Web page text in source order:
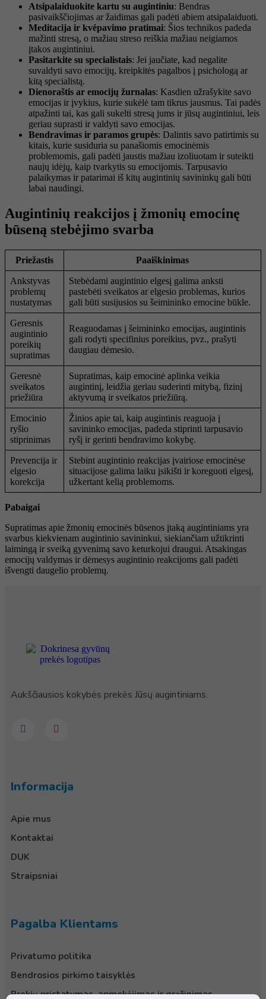
Atsipalaiduokite kartu su augintiniu: Bendras
pasivaikščiojimas ar žaidimas gali padėti abiem atsipalaiduoti.
Meditacija ir kvėpavimo pratimai: Šios technikos padeda
mažinti stresą, o mažiau streso reiškia mažiau neigiamos
įtakos augintiniui.
Pasitarkite su specialistais: Jei jaučiate, kad negalite
suvaldyti savo emocijų, kreipkitės pagalbos į psichologą ar
kitą specialistą.
Dienoraštis ar emocijų žurnalas: Kasdien užrašykite savo
emocijas ir įvykius, kurie sukėlė tam tikrus jausmus. Tai padės
atpažinti tai, kas gali sukelti stresą jums ir jūsų augintiniui, leis
geriau suprasti ir valdyti savo emocijas.
Bendravimas ir paramos grupės: Dalintis savo patirtimis su
kitais, kurie susiduria su panašiomis emocinėmis
problemomis, gali padėti jaustis mažiau izoliuotam ir suteikti
naujų idėjų, kaip tvarkytis su emocijomis. Tarpusavio
palaikymas ir patarimai iš kitų augintinių savininkų gali būti
labai naudingi.
Augintinių reakcijos į žmonių emocinę
būseną stebėjimo svarba
Priežastis Paaiškinimas
Ankstyvas
problemų
nustatymas
Stebėdami augintinio elgesį galima anksti
pastebėti sveikatos ar elgesio problemas, kurios
gali būti susijusios su šeimininko emocine būkle.
Geresnis
augintinio
poreikių
supratimas
Reaguodamas į šeimininko emocijas, augintinis
gali rodyti specifinius poreikius, pvz., prašyti
daugiau dėmesio.
Geresnė
sveikatos
priežiūra
Supratimas, kaip emocinė aplinka veikia
augintinį, leidžia geriau suderinti mitybą, fizinį
aktyvumą ir sveikatos priežiūrą.
Emocinio
ryšio
stiprinimas
Žinios apie tai, kaip augintinis reaguoja į
savininko emocijas, padeda stiprinti tarpusavio
ryšį ir gerinti bendravimo kokybę.
Prevencija ir
elgesio
korekcija
Stebint augintinio reakcijas įvairiose emocinėse
situacijose galima laiku įsikišti ir koreguoti elgesį,
užkertant kelią problemoms.
Pabaigai
Supratimas apie žmonių emocinės būsenos įtaką augintiniams yra
svarbus kiekvienam augintinio savininkui, siekiančiam užtikrinti
laimingą ir sveiką gyvenimą savo keturkojui draugui. Atsakingas
emocijų valdymas ir dėmesys augintinio reakcijoms gali padėti
išvengti daugelio problemų.
Aukščiausios kokybės prekės Jūsų augintiniams.
Informacija
Apie mus
Kontaktai
DUK
Straipsniai
Pagalba Klientams
Privatumo politika
Bendrosios pirkimo taisyklės
Prekių pristatymas, apmokėjimas ir grąžinimas